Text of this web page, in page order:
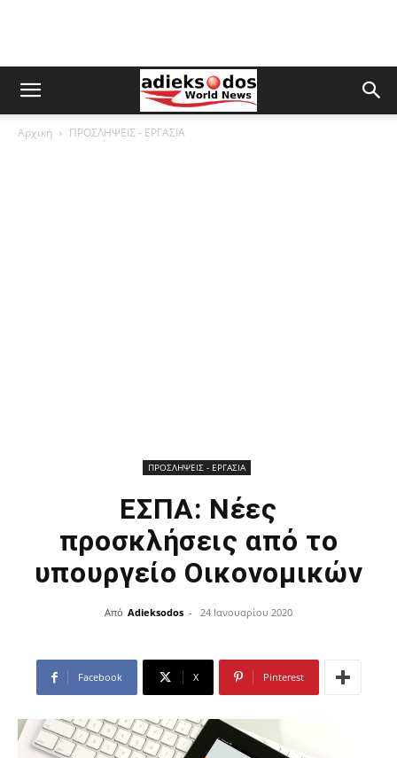
Αρχική ΠΡΟΣΛΗΨΕΙΣ - ΕΡΓΑΣΙΑ
ΠΡΟΣΛΗΨΕΙΣ - ΕΡΓΑΣΙΑ
ΕΣΠΑ: Νέες
προσκλήσεις από το
υπουργείο Οικονομικών
Από Adieksodos - 24 Ιανουαρίου 2020
Facebook X Pinterest